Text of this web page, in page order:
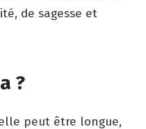
de sagesse et
?
peut être longue,